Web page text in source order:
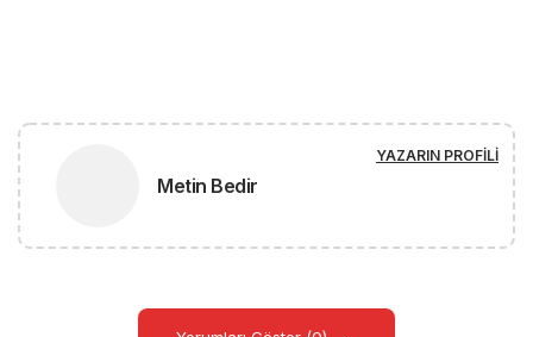
Metin Bedir
YAZARIN PROFILI